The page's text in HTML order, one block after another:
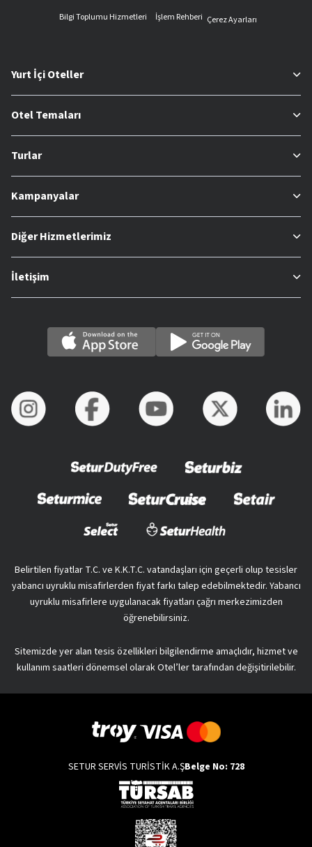
Bilgi Toplumu Hizmetleri
İşlem Rehberi Çerez Ayarları
Yurt İçi Oteller
Otel Temaları
Turlar
Kampanyalar
Diğer Hizmetlerimiz
İletişim
Belirtilen fiyatlar T.C. ve K.K.T.C. vatandaşları için geçerli olup tesisler
yabancı uyruklu misafirlerden fiyat farkı talep edebilmektedir. Yabancı
uyruklu misafirlere uygulanacak fiyatları çağrı merkezimizden
öğrenebilirsiniz.
Sitemizde yer alan tesis özellikleri bilgilendirme amaçlıdır, hizmet ve
kullanım saatleri dönemsel olarak Otel’ler tarafından değişitirilebilir.
SETUR SERVİS TURİSTİK A.ŞBelge No: 728